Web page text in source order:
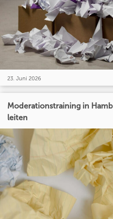
23. Juni 2026
Moderationstraining in
leiten